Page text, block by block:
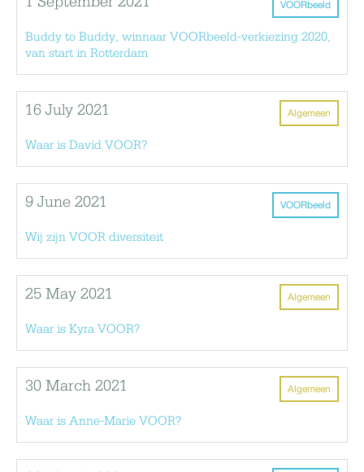
VOORbeeld
Buddy to Buddy, winnaar VOORbeeld-verkiezing 2020,
van start in Rotterdam
Algemeen
16 July 2021
Waar is David VOOR?
VOORbeeld
9 June 2021
Wij zijn VOOR diversiteit
Algemeen
25 May 2021
Waar is Kyra VOOR?
Algemeen
30 March 2021
Waar is Anne-Marie VOOR?